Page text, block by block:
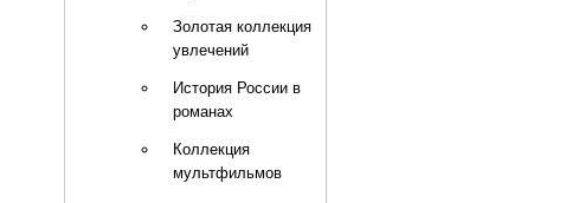
Золотая коллекция
увлечений
История России в
романах
Коллекция
мультфильмов